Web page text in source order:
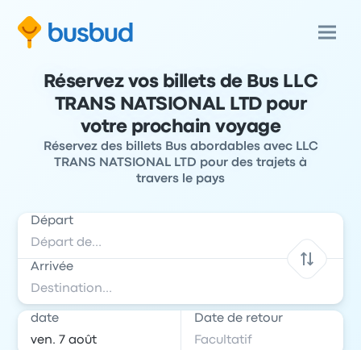
Réservez vos billets de Bus LLC
TRANS NATSIONAL LTD pour
votre prochain voyage
Réservez des billets Bus abordables avec LLC
TRANS NATSIONAL LTD pour des trajets à
travers le pays
Départ
Arrivée
date Date de retour